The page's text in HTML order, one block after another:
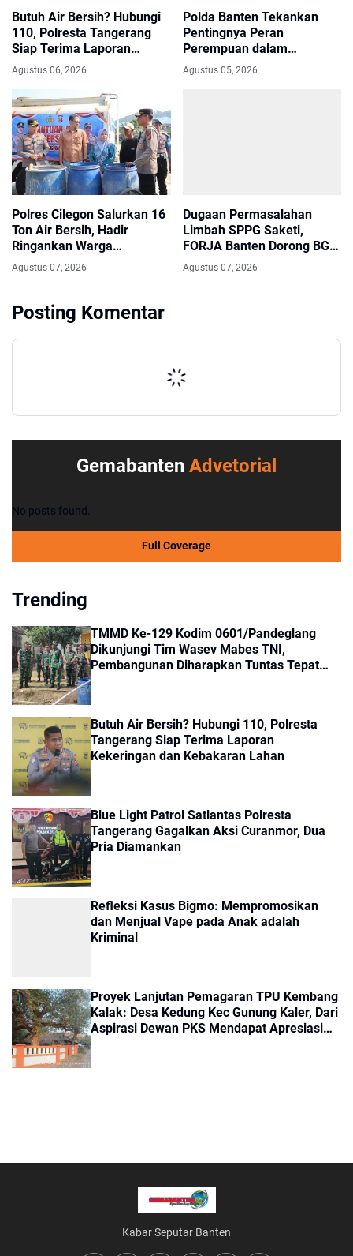
Butuh Air Bersih? Hubungi
110, Polresta Tangerang
Siap Terima Laporan
Kekeringan dan Kebakaran
Lahan
Agustus 06, 2026
Polda Banten Tekankan
Pentingnya Peran
Perempuan dalam
Pembangunan Bangsa
Agustus 05, 2026
Polres Cilegon Salurkan 16
Ton Air Bersih, Hadir
Ringankan Warga
Pulomerak di Tengah
Kemarau
Agustus 07, 2026
Dugaan Permasalahan
Limbah SPPG Saketi,
FORJA Banten Dorong BGN
Lakukan Audit dan Evaluasi
Korcam
Agustus 07, 2026
Posting Komentar
Gemabanten Advetorial
No posts found.
Full Coverage
Trending
TMMD Ke-129 Kodim 0601/Pandeglang
Dikunjungi Tim Wasev Mabes TNI,
Pembangunan Diharapkan Tuntas Tepat
Butuh Air Bersih? Hubungi 110, Polresta
Tangerang Siap Terima Laporan
Kekeringan dan Kebakaran Lahan
Blue Light Patrol Satlantas Polresta
Tangerang Gagalkan Aksi Curanmor, Dua
Pria Diamankan
Refleksi Kasus Bigmo: Mempromosikan
dan Menjual Vape pada Anak adalah
Kriminal
Proyek Lanjutan Pemagaran TPU Kembang
Kalak: Desa Kedung Kec Gunung Kaler, Dari
Aspirasi Dewan PKS Mendapat Apresiasi
Kabar Seputar Banten